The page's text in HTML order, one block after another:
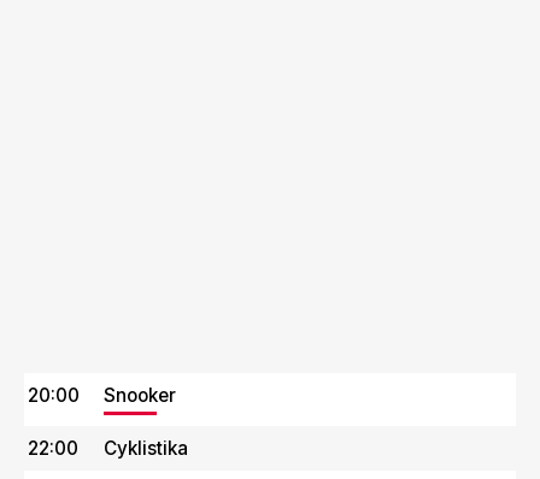
20:00 Snooker
22:00
Cyklistika